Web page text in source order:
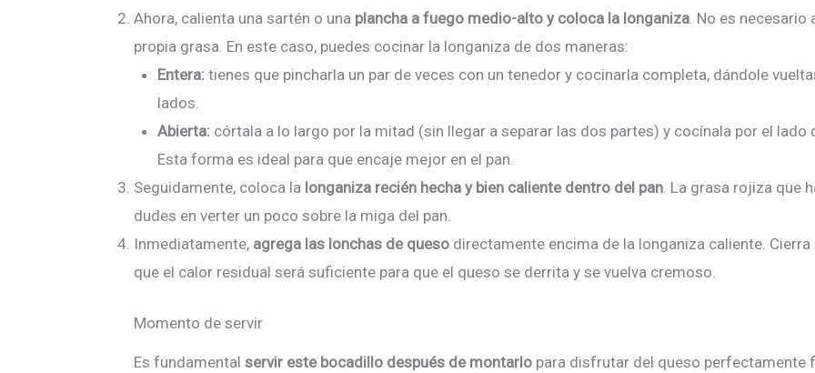
Ahora, calienta una sartén o una plancha a fuego medio-alto y coloca la longaniza . No es
propia grasa. En este caso, puedes cocinar la longaniza de dos maneras:
Entera: tienes que pincharla un par de veces con un tenedor y cocinarla completa, dándole
lados.
Abierta: córtala a lo largo por la mitad (sin llegar a separar las dos partes) y cocínala por el lado
Esta forma es ideal para que encaje mejor en el pan.
Seguidamente, coloca la longaniza recién hecha y bien caliente dentro del pan . La grasa rojiza que
dudes en verter un poco sobre la miga del pan.
Inmediatamente, agrega las lonchas de queso directamente encima de la longaniza caliente.
que el calor residual será suficiente para que el queso se derrita y se vuelva cremoso.
Momento de servir
Es fundamental servir este bocadillo después de montarlo para disfrutar del queso perfectamente